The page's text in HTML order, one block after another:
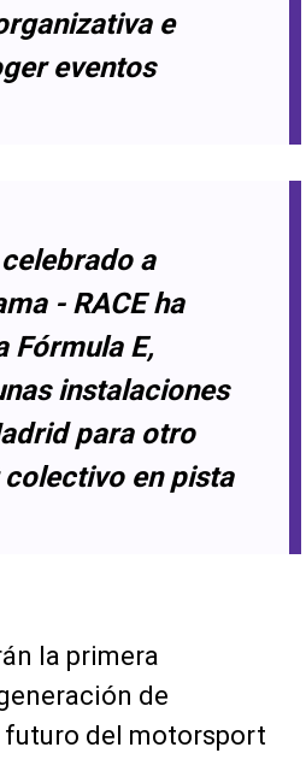
e
eventos
a
- RACE ha
Fórmula E,
instalaciones
para otro
en pista
la primera
de
futuro del motorsport